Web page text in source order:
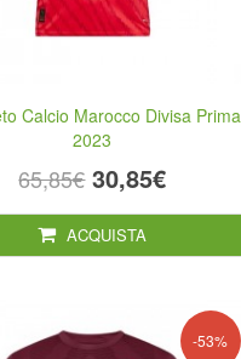
Calcio Marocco Divisa Prima
2023
65,85€ 30,85€
ACQUISTA
-53%